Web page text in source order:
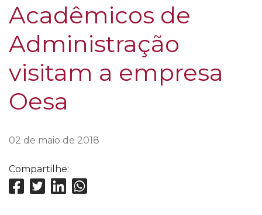
Acadêmicos de
Administração
visitam a empresa
Oesa
02 de maio de 2018
Compartilhe: